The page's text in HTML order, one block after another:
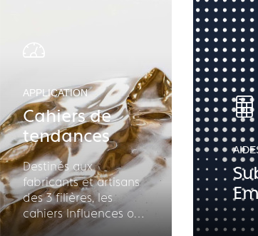
APPLICATION
Cahiers de
tendances
Destinés aux
fabricants et artisans
des 3 filières, les
cahiers Influences ont
pour objectif